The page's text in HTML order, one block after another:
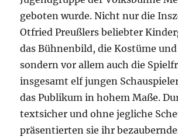
geboten wurde. Nicht nur die
Otfried Preußlers beliebter
das Bühnenbild, die Kostüme
sondern vor allem auch die
insgesamt elf jungen
das Publikum in hohem Maße.
textsicher und ohne jegliche
präsentierten sie ihr